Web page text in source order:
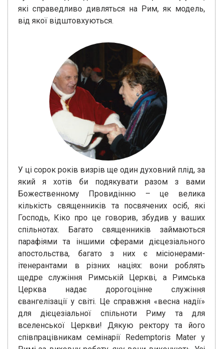
які справедливо дивляться на Рим, як модель,
від якої відштовхуються.
У ці сорок років визрів ще один духовний плід, за
який я хотів би подякувати разом з вами
Божественному Провидінню – це велика
кількість священників та посвячених осіб, які
Господь, Кіко про це говорив, збудив у ваших
спільнотах. Багато священників займаються
парафіями та іншими сферами дієцезіального
апостольства, багато з них є місіонерами-
ітенерантами в різних націях: вони роблять
щедре служіння Римській Церкві, а Римська
Церква надає дорогоцінне служіння
євангелізації у світі. Це справжня «весна надії»
для дієцезіальної спільноти Риму та для
вселенської Церкви! Дякую ректору та його
співпрацівникам семінарії Redemptoris Mater у